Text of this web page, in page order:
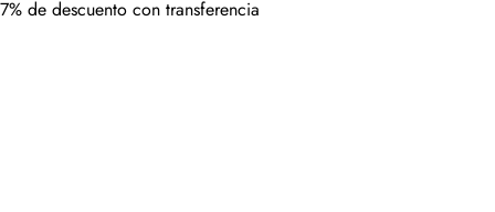
7% de descuento con transferencia